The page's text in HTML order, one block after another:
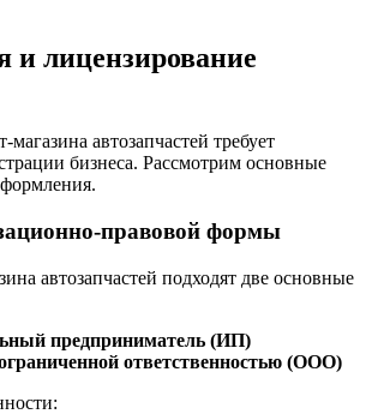
и лицензирование
автозапчастей требует
бизнеса. Рассмотрим основные
правовой формы
автозапчастей подходят две основные
предприниматель (ИП)
ответственностью (ООО)